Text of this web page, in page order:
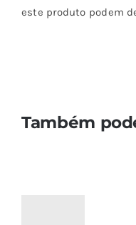
este produto podem
Também